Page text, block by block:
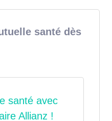
santé dès